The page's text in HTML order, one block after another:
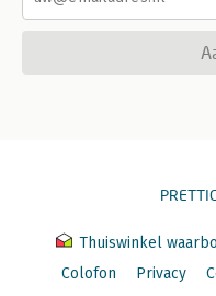
Thuiswinkel
Colofon
Privacy